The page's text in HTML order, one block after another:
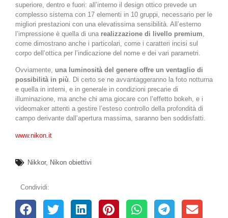
superiore, dentro e fuori: all’interno il design ottico prevede un
complesso sistema con 17 elementi in 10 gruppi, necessario per le
migliori prestazioni con una elevatissima sensibilità. All’esterno
l’impressione è quella di una realizzazione di livello premium
come dimostrano anche i particolari, come i caratteri incisi sul
corpo dell’ottica per l’indicazione del nome e dei vari parametri.
Ovviamente, una luminosità del genere offre un ventaglio di
possibilità in più. Di certo se ne avvantaggeranno la foto notturna
e quella in interni, e in generale in condizioni precarie di
illuminazione, ma anche chi ama giocare con l’effetto bokeh, e i
videomaker attenti a gestire l’esteso controllo della profondità di
campo derivante dall’apertura massima, saranno ben soddisfatti.
www.nikon.it
Nikkor, Nikon obiettivi
Condividi: